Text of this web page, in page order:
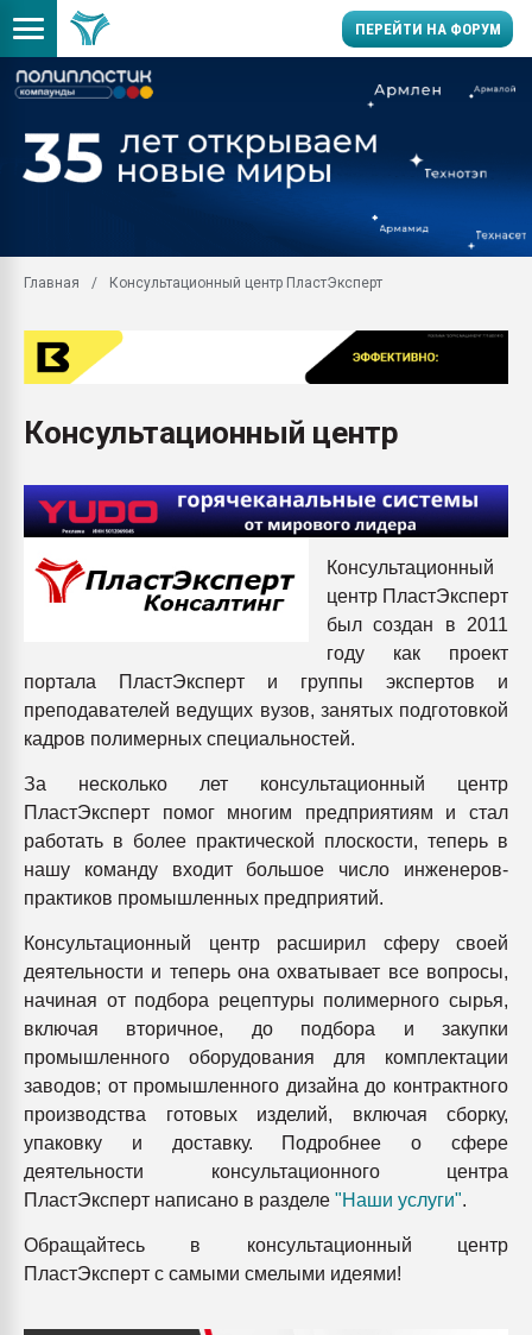
ПЕРЕЙТИ НА ФОРУМ
производство SPC
заводу пластмасс"
Помощь в подборе
Вакуум-формовочные
ближайшее
первый план в
пластмасс
28.07.2026
ситуацией на
бутылок
ПЕРЕЙТИ НА
Главная Консультационный центр ПластЭксперт
Консультационный центр
Консультационный
центр ПластЭксперт
был создан в 2011
году как проект
портала ПластЭксперт и группы экспертов и
преподавателей ведущих вузов, занятых подготовкой
кадров полимерных специальностей.
За несколько лет консультационный центр
ПластЭксперт помог многим предприятиям и стал
работать в более практической плоскости, теперь в
нашу команду входит большое число инженеров-
практиков промышленных предприятий.
Консультационный центр расширил сферу своей
деятельности и теперь она охватывает все вопросы,
начиная от подбора рецептуры полимерного сырья,
включая вторичное, до подбора и закупки
промышленного оборудования для комплектации
заводов; от промышленного дизайна до контрактного
производства готовых изделий, включая сборку,
упаковку и доставку. Подробнее о сфере
деятельности консультационного центра
ПластЭксперт написано в разделе "Наши услуги".
Обращайтесь в консультационный центр
ПластЭксперт с самыми смелыми идеями!